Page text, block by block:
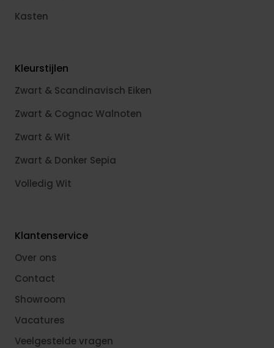
Kasten
Kleurstijlen
Zwart & Scandinavisch Eiken
Zwart & Cognac Walnoten
Zwart & Wit
Zwart & Donker Sepia
Volledig Wit
Klantenservice
Over ons
Contact
Showroom
Vacatures
Veelgestelde vragen